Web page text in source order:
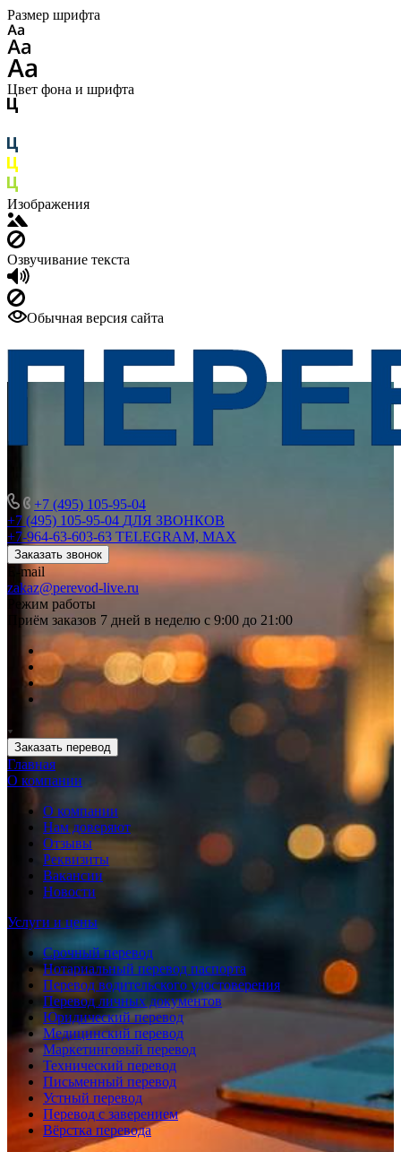
Размер шрифта
Цвет фона и шрифта
Изображения
Озвучивание текста
Обычная версия сайта
+7 (495) 105-95-04
+7 (495) 105-95-04 ДЛЯ ЗВОНКОВ
+7-964-63-603-63 TELEGRAM, MAX
Заказать звонок
E-mail
zakaz@perevod-live.ru
Режим работы
Приём заказов 7 дней в неделю с 9:00 до 21:00
Заказать перевод
Главная
О компании
О компании
Нам доверяют
Отзывы
Реквизиты
Вакансии
Новости
Услуги и цены
Срочный перевод
Нотариальный перевод паспорта
Перевод водительского удостоверения
Перевод личных документов
Юридический перевод
Медицинский перевод
Маркетинговый перевод
Технический перевод
Письменный перевод
Устный перевод
Перевод с заверением
Вёрстка перевода